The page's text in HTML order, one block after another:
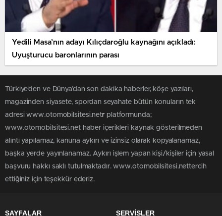
Yedili Masa’nın adayı Kılıçdaroğlu kaynağını açıkladı:
Uyuşturucu baronlarının parası
Türkiye'den ve Dünya’dan son dakika haberler, köşe yazıları,
magazinden siyasete, spordan seyahate bütün konuların tek
adresi www.otomobilsitesi.netr platformunda;
www.otomobilsitesi.net haber içerikleri kaynak gösterilmeden
alıntı yapılamaz, kanuna aykırı ve izinsiz olarak kopyalanamaz,
başka yerde yayınlanamaz. Aykırı işlem yapan kişi/kişiler için yasal
başvuru hakkı saklı tutulmaktadır. www.otomobilsitesi.nettercih
ettiğiniz için teşekkür ederiz.
SAYFALAR SERVİSLER